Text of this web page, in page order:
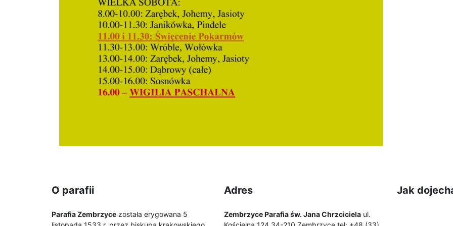
O parafii
Parafia Zembrzyce została erygowana 5
Adres
Zembrzyce Parafia św. Jana Chrzciciela ul.
Jak